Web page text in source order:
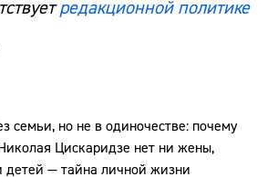
редакционной политике
семьи, но не в одиночестве: почему
Цискаридзе нет ни жены,
детей — тайна личной жизни
Телефон: